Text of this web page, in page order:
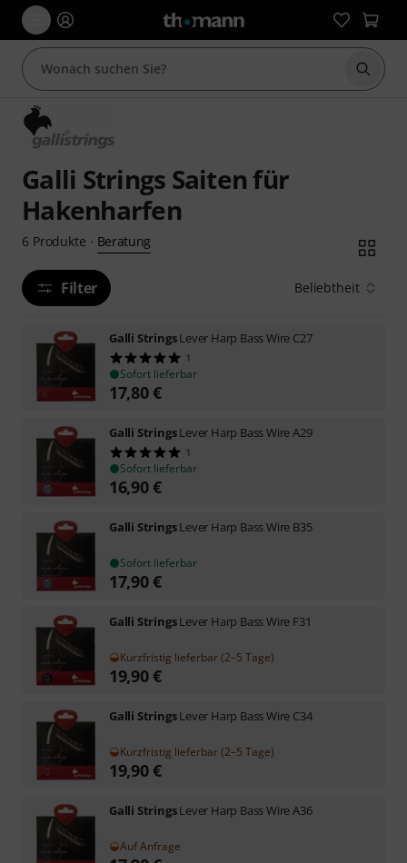
Suche
Galli Strings Saiten für
Hakenharfen
6 Produkte · Beratung
Filter Beliebtheit
Galli StringsLever Harp Bass Wire C27
1
Sofort lieferbar
17,80€
Galli StringsLever Harp Bass Wire A29
1
Sofort lieferbar
16,90€
Galli StringsLever Harp Bass Wire B35
Sofort lieferbar
17,90€
Galli StringsLever Harp Bass Wire F31
Kurzfristig lieferbar (2–5 Tage)
19,90€
Galli StringsLever Harp Bass Wire C34
Kurzfristig lieferbar (2–5 Tage)
19,90€
Galli StringsLever Harp Bass Wire A36
Auf Anfrage